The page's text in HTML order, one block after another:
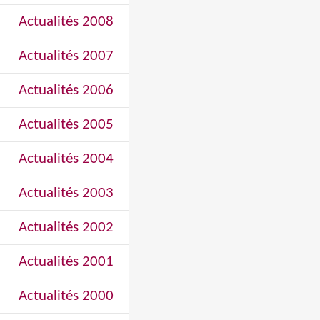
Actualités 2008
Actualités 2007
Actualités 2006
Actualités 2005
Actualités 2004
Actualités 2003
Actualités 2002
Actualités 2001
Actualités 2000